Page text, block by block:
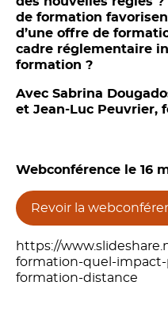
de formation
d’une offre de
cadre réglementaire
formation ?
Avec Sabrina
et Jean-Luc Peuvrier,
Webconférence le 16
Revoir la
https://
formation-quel-
formation-distance